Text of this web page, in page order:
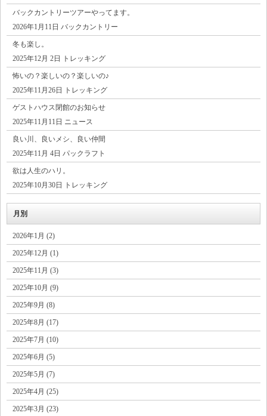
バックカントリーツアーやってます。
2026年1月11日 バックカントリー
冬も楽し。
2025年12月 2日 トレッキング
怖いの？楽しいの？楽しいの♪
2025年11月26日 トレッキング
ゲストハウス閉館のお知らせ
2025年11月11日 ニュース
良い川、良いメシ、良い仲間
2025年11月 4日 パックラフト
欲は人生のハリ。
2025年10月30日 トレッキング
月別
2026年1月 (2)
2025年12月 (1)
2025年11月 (3)
2025年10月 (9)
2025年9月 (8)
2025年8月 (17)
2025年7月 (10)
2025年6月 (5)
2025年5月 (7)
2025年4月 (25)
2025年3月 (23)